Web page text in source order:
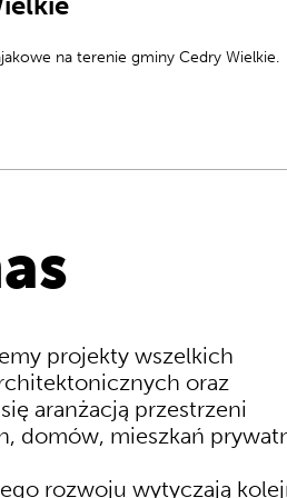
na terenie gminy Cedry Wielkie.
projekty wszelkich
oraz
aranżacją przestrzeni
domów, mieszkań
rozwoju wytyczają